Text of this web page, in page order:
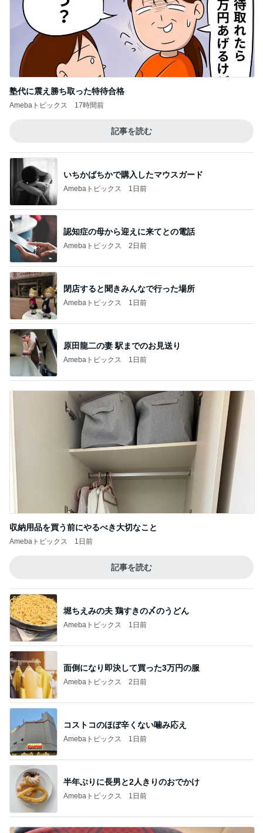
塾代に震え勝ち取った特待合格
Amebaトピックス 17時間前
記事を読む
いちかばちかで購入したマウスガード
Amebaトピックス 1日前
認知症の母から迎えに来てとの電話
Amebaトピックス 2日前
閉店すると聞きみんなで行った場所
Amebaトピックス 1日前
原田龍二の妻 駅までのお見送り
Amebaトピックス 1日前
収納用品を買う前にやるべき大切なこと
Amebaトピックス 1日前
記事を読む
堀ちえみの夫 鶏すきの〆のうどん
Amebaトピックス 1日前
面倒になり即決して買った3万円の服
Amebaトピックス 2日前
コストコのほぼ辛くない噛み応え
Amebaトピックス 1日前
半年ぶりに長男と2人きりのおでかけ
Amebaトピックス 1日前